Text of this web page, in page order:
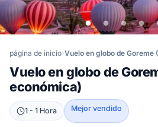
página de inicio Vuelo en globo de Goreme
Vuelo en globo de
económica)
1 - 1 Hora Mejor vendido